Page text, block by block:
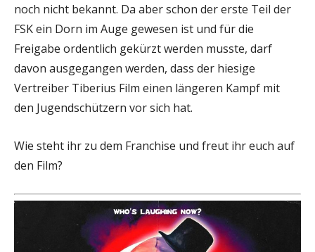
noch nicht bekannt. Da aber schon der erste Teil der
FSK ein Dorn im Auge gewesen ist und für die
Freigabe ordentlich gekürzt werden musste, darf
davon ausgegangen werden, dass der hiesige
Vertreiber Tiberius Film einen längeren Kampf mit
den Jugendschützern vor sich hat.
Wie steht ihr zu dem Franchise und freut ihr euch auf
den Film?